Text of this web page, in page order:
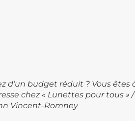
d’un budget réduit ? Vous êtes
chez « Lunettes pour tous » /
Vincent-Romney